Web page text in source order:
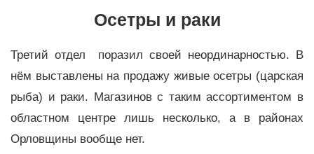
Осетры и раки
Третий отдел поразил своей неординарностью. В
нём выставлены на продажу живые осетры (царская
рыба) и раки. Магазинов с таким ассортиментом в
областном центре лишь несколько, а в районах
Орловщины вообще нет.